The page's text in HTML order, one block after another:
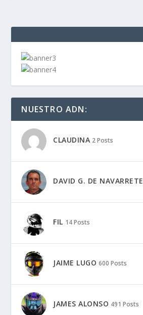
NUESTRO ADN:
CLAUDINA 2 Posts
DAVID G. DE NAVARRETE
FIL 14 Posts
JAIME LUGO 600 Posts
JAMES ALONSO 491 Posts